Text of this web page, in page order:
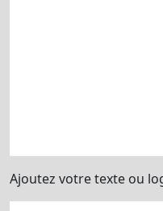
Ajoutez votre texte ou